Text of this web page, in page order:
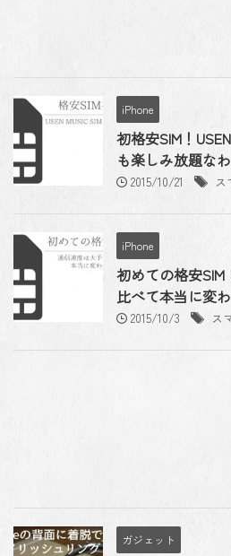
iPhone
初格安SIM！
も楽しみ放題な
2015/10/21 ス
iPhone
初めての格安
比べて本当に変
2015/10/3 ス
ガジェット